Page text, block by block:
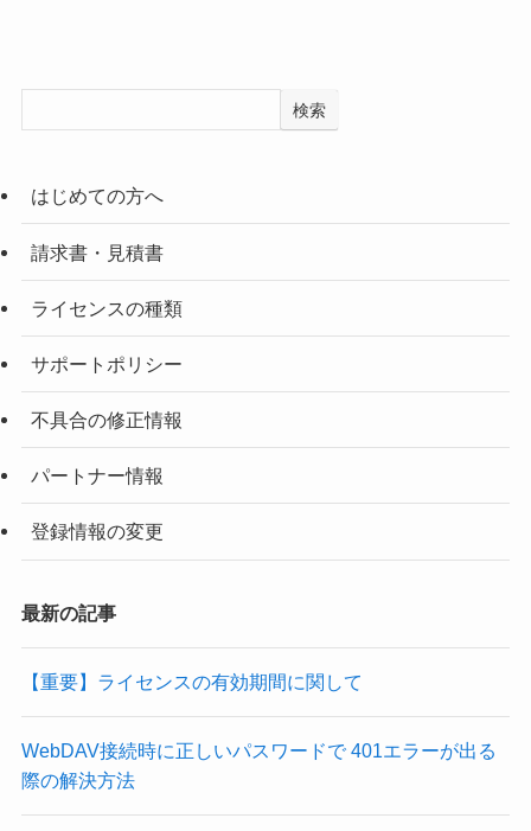
検索
はじめての方へ
請求書・見積書
ライセンスの種類
サポートポリシー
不具合の修正情報
パートナー情報
登録情報の変更
最新の記事
【重要】ライセンスの有効期間に関して
WebDAV接続時に正しいパスワードで 401エラーが出る
際の解決方法